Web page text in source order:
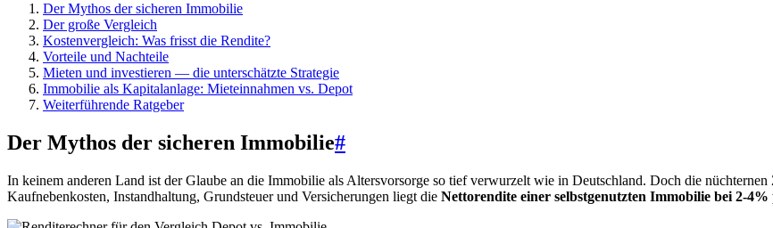
Der Mythos der sicheren Immobilie
Der große Vergleich
Kostenvergleich: Was frisst die Rendite?
Vorteile und Nachteile
Mieten und investieren — die unterschätzte Strategie
Immobilie als Kapitalanlage: Mieteinnahmen vs. Depot
Weiterführende Ratgeber
Der Mythos der sicheren Immobilie#
In keinem anderen Land ist der Glaube an die Immobilie als Altersvorsorge so tief verwurzelt wie in Deutschland. Doch die
Kaufnebenkosten, Instandhaltung, Grundsteuer und Versicherungen liegt die Nettorendite einer selbstgenutzten Immobilie bei 2-